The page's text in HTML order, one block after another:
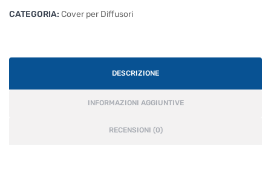
CATEGORIA: Cover per Diffusori
DESCRIZIONE
INFORMAZIONI AGGIUNTIVE
RECENSIONI (0)